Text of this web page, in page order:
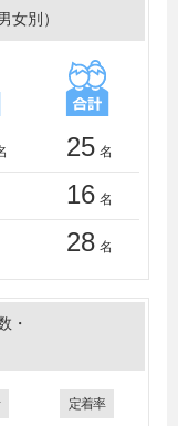
学、筑波大学、
東海大学、東京
、東京工科大
女子大学、東京
術工科大学、東
県立大学、名古
大学、奈良教育
学、広島経済大
教育大学、武庫
白大学、横浜国
立教大学、立正
大学、龍谷大
女別）
25 名
16 名
28 名
・
定着率